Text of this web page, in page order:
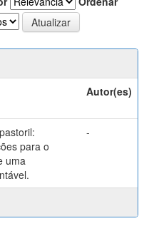
Autor(es)
para o
uma
-